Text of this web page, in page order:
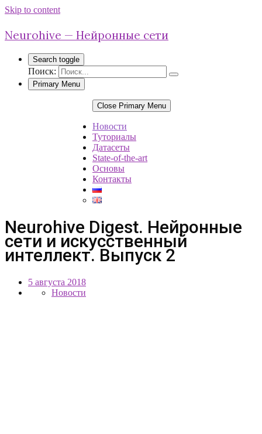
Skip to content
Neurohive — Нейронные сети
Search toggle
Поиск:
Primary Menu
Close Primary Menu
Новости
Туториалы
Датасеты
State-of-the-art
Основы
Контакты
Neurohive Digest. Нейронные
сети и искусственный
интеллект. Выпуск 2
5 августа 2018
Новости